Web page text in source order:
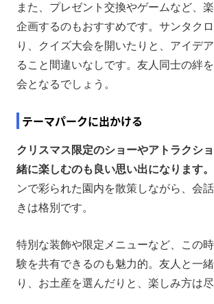
また、プレゼント交換やゲームなど、
企画するのもおすすめです。サンタク
り、クイズ大会を開いたりと、アイデ
ること間違いなしです。友人同士の絆
会となるでしょう。
テーマパークに出かける
クリスマス限定のショーやアトラクシ
緒に楽しむのも良い思い出になります。
ンで彩られた園内を散策しながら、会
きは格別です。
特別な装飾や限定メニューなど、この
験を共有できるのも魅力的。友人と一
り、お土産を選んだりと、楽しみ方は尽